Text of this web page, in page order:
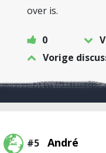
over is.
0
Vorige
#5 André